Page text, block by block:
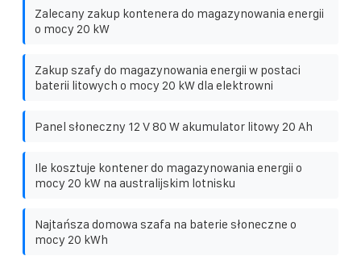
Zalecany zakup kontenera do magazynowania energii
o mocy 20 kW
Zakup szafy do magazynowania energii w postaci
baterii litowych o mocy 20 kW dla elektrowni
Panel słoneczny 12 V 80 W akumulator litowy 20 Ah
Ile kosztuje kontener do magazynowania energii o
mocy 20 kW na australijskim lotnisku
Najtańsza domowa szafa na baterie słoneczne o
mocy 20 kWh